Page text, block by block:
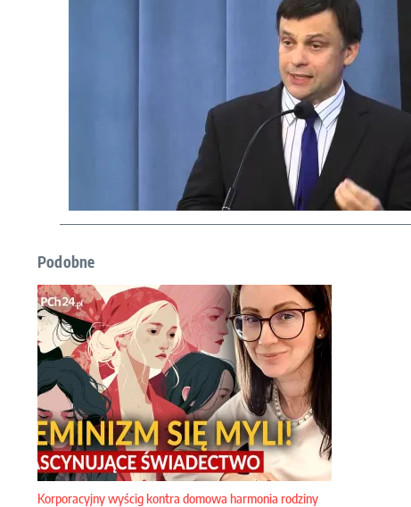
Podobne
Korporacyjny wyścig kontra domowa harmonia rodziny